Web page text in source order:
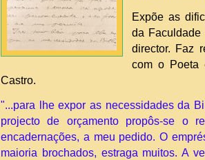
Expõe as
da
director. Faz
com o Poeta
Castro.
"...para lhe expor as necessidades da
projecto de orçamento propôs-se o
encadernações, a meu pedido. O
maioria brochados, estraga muitos. A